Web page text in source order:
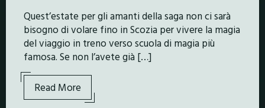
Quest’estate per gli amanti della saga non ci sarà
bisogno di volare fino in Scozia per vivere la magia
del viaggio in treno verso scuola di magia più
famosa. Se non l’avete già […]
Read More